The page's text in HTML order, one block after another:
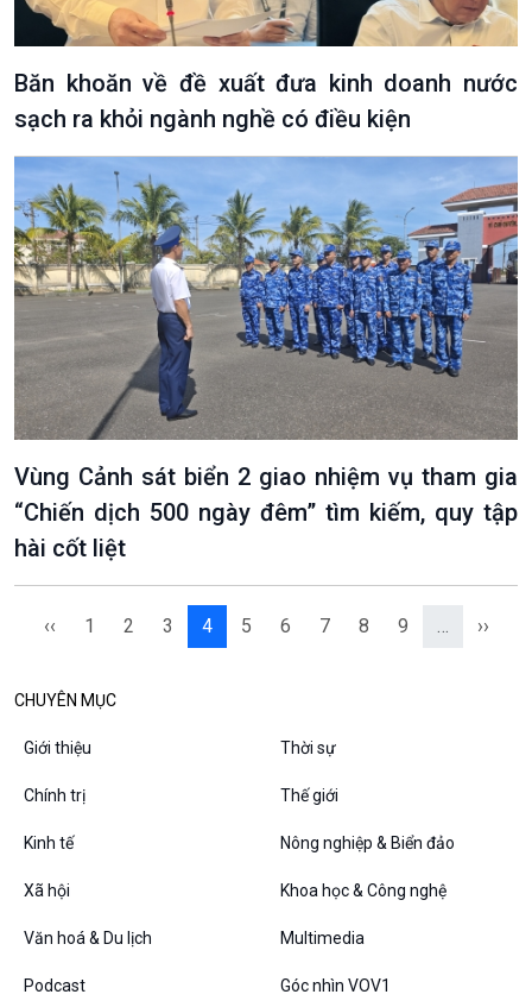
VOV1 đặc biệt
Thanh âm ký sự
Chân dung cuộc sống
Các chương trình đặc biệt
Băn khoăn về đề xuất đưa kinh doanh nước
sạch ra khỏi ngành nghề có điều kiện
Vùng Cảnh sát biển 2 giao nhiệm vụ tham gia
“Chiến dịch 500 ngày đêm” tìm kiếm, quy tập
hài cốt liệt
‹‹ 1 2 3 4 5 6 7 8 9 … ››
CHUYÊN MỤC
Giới thiệu Thời sự
Chính trị Thế giới
Kinh tế Nông nghiệp & Biển đảo
Xã hội Khoa học & Công nghệ
Văn hoá & Du lịch Multimedia
Podcast Góc nhìn VOV1